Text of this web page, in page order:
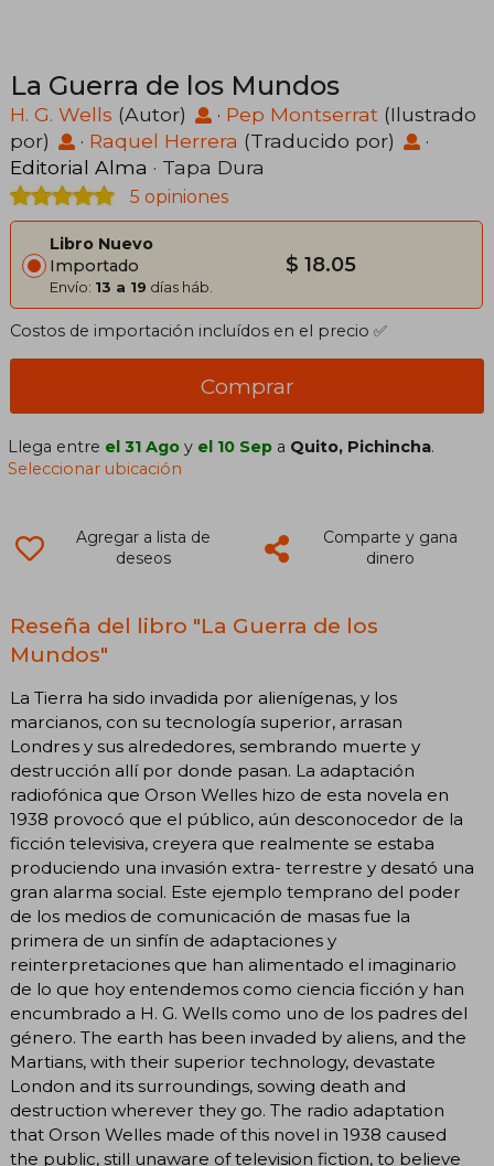
La Guerra de los Mundos
H. G. Wells (Autor) · Pep Montserrat (Ilustrado
por)
· Raquel Herrera (Traducido por)
·
Editorial Alma · Tapa Dura
5 opiniones
Libro Nuevo
Importado
Envío: 13 a 19 días háb.
$ 18.05
Costos de importación incluídos en el precio ✅
Comprar
Llega entre el 31 Ago y el 10 Sep a Quito, Pichincha.
Seleccionar ubicación
Agregar a lista de
deseos
Comparte y gana
dinero
Reseña del libro "La Guerra de los
Mundos"
La Tierra ha sido invadida por alienígenas, y los
marcianos, con su tecnología superior, arrasan
Londres y sus alrededores, sembrando muerte y
destrucción allí por donde pasan. La adaptación
radiofónica que Orson Welles hizo de esta novela en
1938 provocó que el público, aún desconocedor de la
ficción televisiva, creyera que realmente se estaba
produciendo una invasión extra- terrestre y desató una
gran alarma social. Este ejemplo temprano del poder
de los medios de comunicación de masas fue la
primera de un sinfín de adaptaciones y
reinterpretaciones que han alimentado el imaginario
de lo que hoy entendemos como ciencia ficción y han
encumbrado a H. G. Wells como uno de los padres del
género. The earth has been invaded by aliens, and the
Martians, with their superior technology, devastate
London and its surroundings, sowing death and
destruction wherever they go. The radio adaptation
that Orson Welles made of this novel in 1938 caused
the public, still unaware of television fiction, to believe